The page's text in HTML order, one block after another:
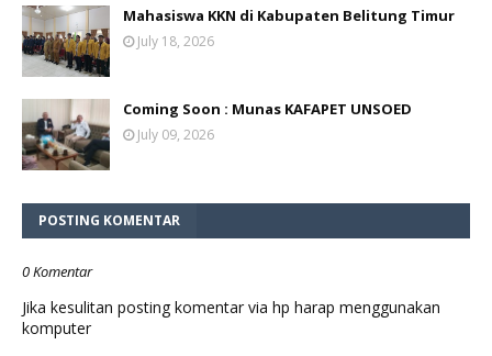
Mahasiswa KKN di Kabupaten Belitung Timur
July 18, 2026
Coming Soon : Munas KAFAPET UNSOED
July 09, 2026
POSTING KOMENTAR
0 Komentar
Jika kesulitan posting komentar via hp harap menggunakan
komputer